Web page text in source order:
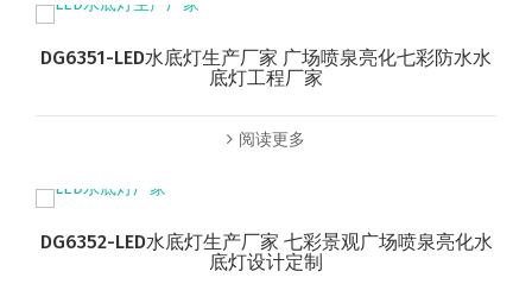
DG6351-LED水底灯生产厂家 广场喷泉亮化七彩防水水
底灯工程厂家
阅读更多
DG6352-LED水底灯生产厂家 七彩景观广场喷泉亮化水
底灯设计定制